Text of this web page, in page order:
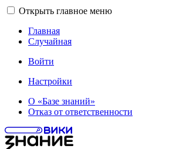
Открыть главное меню
Главная
Случайная
Войти
Настройки
О «Базе знаний»
Отказ от ответственности